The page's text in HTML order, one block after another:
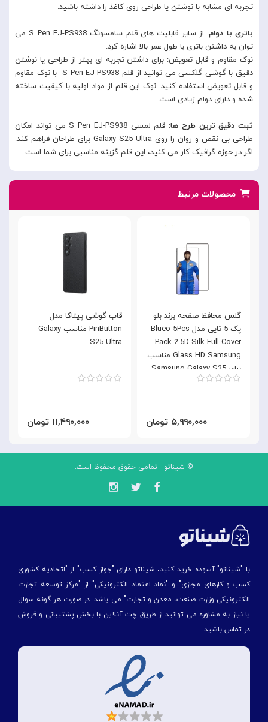
تجربه ای مشابه با نوشتن یا طراحی روی کاغذ را داشته باشید.
باتری با دوام:
از سایر قابلیت های قلم سامسونگ S Pen EJ-PS938 می
توان به داشتن باتری با طول عمر بالا اشاره کرد.
نوک مقاوم و قابل تعویض: برای داشتن تجربه ای بهتر از طراحی یا نوشتن
دقیق با گوشی گلکسی می توانید از قلم S Pen EJ-PS938 با نوک مقاوم
و قابل تعویض استفاده کنید. نوک این قلم از مواد اولیه با کیفیت ساخته
شده و دارای دوام زیادی است.
ثبت دقیق ترین طرح ها:
قلم لمسی S Pen EJ-PS938 می تواند امکان
طراحی بی نقص و روان را روی Galaxy S25 Ultra برای طراحان فراهم کند.
اگر در حوزه گرافیک کار می کنید، این قلم گزینه مناسبی برای شما است.
محصولات مرتبط
قاب گوشی پیتاکا مدل
PinButton مناسب Galaxy
S25 Ultra
۱۱,۴۹۰,۰۰۰ تومان
گلس محافظ صفحه برند بلو
پک 5 تایی مدل Blueo 5Pcs
Pack 2.5D Silk Full Cover
Glass HD Samsung مناسب
برای Samsung Galaxy S25
Ultra
۵,۹۹۰,۰۰۰ تومان
© شیناتو - تمامی حقوق محفوظ است.
با "شیناتو" آسوده خرید کنید، شیناتو دارای "جواز کسب" از "اتحادیه کشوری
کسب و کارهای مجازی" و "نماد اعتماد الکترونیکی" از "مركز توسعه تجارت
الكترونیكی وزارت صنعت، معدن و تجارت" می باشد. در صورت هر گونه سوال
یا نیاز به مشاوره می توانید از طریق چت آنلاین با بخش پشتیبانی و فروش
در تماس باشید.